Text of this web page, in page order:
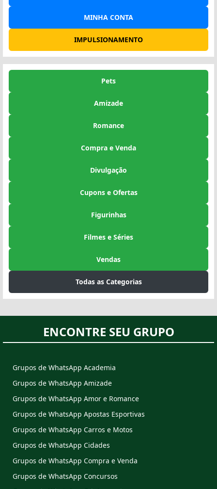
MINHA CONTA
IMPULSIONAMENTO
Pets
Amizade
Romance
Compra e Venda
Divulgação
Cupons e Ofertas
Figurinhas
Filmes e Séries
Vendas
Todas as Categorias
ENCONTRE SEU GRUPO
Grupos de WhatsApp Academia
Grupos de WhatsApp Amizade
Grupos de WhatsApp Amor e Romance
Grupos de WhatsApp Apostas Esportivas
Grupos de WhatsApp Carros e Motos
Grupos de WhatsApp Cidades
Grupos de WhatsApp Compra e Venda
Grupos de WhatsApp Concursos